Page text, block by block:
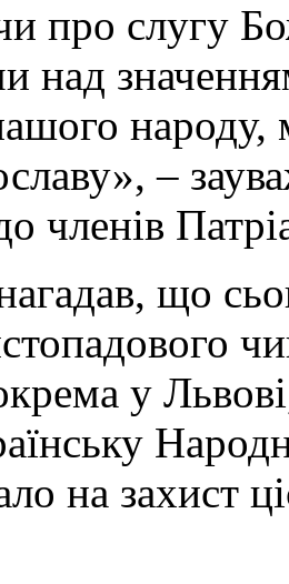
про слугу
над
народу,
–
членів
що
у
на захист